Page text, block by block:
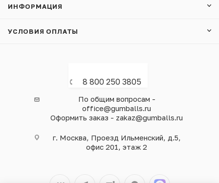
ИНФОРМАЦИЯ
УСЛОВИЯ ОПЛАТЫ
8 800 250 3805
По общим вопросам -
office@gumballs.ru
Оформить заказ - zakaz@gumballs.ru
г. Москва, Проезд Ильменский, д.5,
офис 201, этаж 2